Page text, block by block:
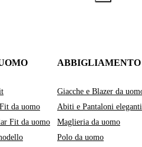
da uomo
Fit da uomo
ABBIGLIAMENTO
Giacche e Blazer da
Abiti e Pantaloni eleganti
Maglieria da uomo
Polo da uomo